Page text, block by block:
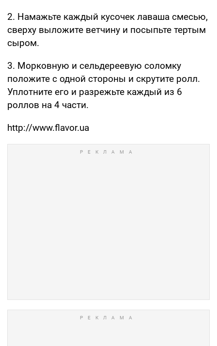
2. Намажьте каждый кусочек лаваша смесью,
сверху выложите ветчину и посыпьте тертым
сыром.
3. Морковную и сельдереевую соломку
положите с одной стороны и скрутите ролл.
Уплотните его и разрежьте каждый из 6
роллов на 4 части.
http://www.flavor.ua